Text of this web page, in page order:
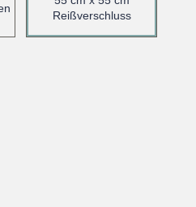
Reißverschluss